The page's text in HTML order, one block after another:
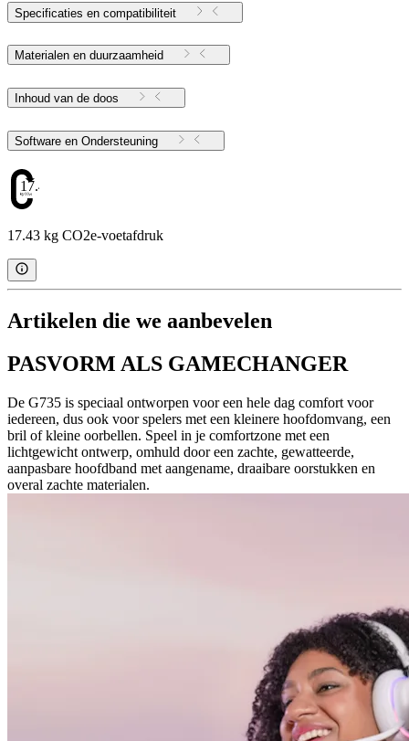
Specificaties en compatibiliteit
Materialen en duurzaamheid
Inhoud van de doos
Software en Ondersteuning
17.43
17.43 kg CO2e-voetafdruk
Artikelen die we aanbevelen
PASVORM ALS GAMECHANGER
De G735 is speciaal ontworpen voor een hele dag comfort voor
iedereen, dus ook voor spelers met een kleinere hoofdomvang, een
bril of kleine oorbellen. Speel in je comfortzone met een
lichtgewicht ontwerp, omhuld door een zachte, gewatteerde,
aanpasbare hoofdband met aangename, draaibare oorstukken en
overal zachte materialen.